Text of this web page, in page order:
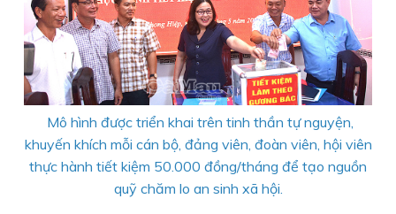
Mô hình được triển khai trên tinh thần tự nguyện,
khuyến khích mỗi cán bộ, đảng viên, đoàn viên, hội viên
thực hành tiết kiệm 50.000 đồng/tháng để tạo nguồn
quỹ chăm lo an sinh xã hội.